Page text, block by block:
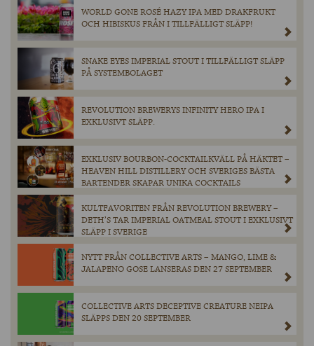
WORLD GONE ROSÉ HAZY IPA MED DRAKFRUKT
OCH HIBISKUS FRÅN I TILLFÄLLIGT SLÄPP!
SNAKE EYES IMPERIAL STOUT I TILLFÄLLIGT SLÄPP
PÅ SYSTEMBOLAGET
REVOLUTION BREWERYS INFINITY HERO IPA I
EXKLUSIVT SLÄPP.
EXKLUSIV BOURBON-COCKTAILKVÄLL PÅ HÄKTET –
HEAVEN HILL DISTILLERY OCH SVERIGES BÄSTA
BARTENDER SKAPAR UNIKA COCKTAILS
KULTFAVORITEN FRÅN REVOLUTION BREWERY –
DETH’S TAR IMPERIAL OATMEAL STOUT I EXKLUSIVT
SLÄPP I SVERIGE
NYTT FRÅN COLLECTIVE ARTS – MANGO, LIME &
JALAPENO GOSE LANSERAS DEN 27 SEPTEMBER
COLLECTIVE ARTS DECEPTIVE CREATURE NEIPA
SLÄPPS DEN 20 SEPTEMBER